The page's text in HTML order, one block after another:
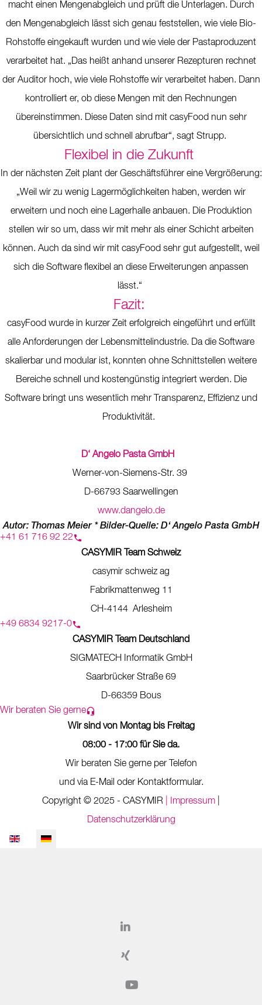
macht einen Mengenabgleich und prüft die Unterlagen. Durch
den Mengenabgleich lässt sich genau feststellen, wie viele Bio-
Rohstoffe eingekauft wurden und wie viele der Pastaproduzent
verarbeitet hat. „Das heißt anhand unserer Rezepturen rechnet
der Auditor hoch, wie viele Rohstoffe wir verarbeitet haben. Dann
kontrolliert er, ob diese Mengen mit den Rechnungen
übereinstimmen. Diese Daten sind mit casyFood nun sehr
übersichtlich und schnell abrufbar“, sagt Strupp.
Flexibel in die Zukunft
In der nächsten Zeit plant der Geschäftsführer eine Vergrößerung:
„Weil wir zu wenig Lagermöglichkeiten haben, werden wir
erweitern und noch eine Lagerhalle anbauen. Die Produktion
stellen wir so um, dass wir mit mehr als einer Schicht arbeiten
können. Auch da sind wir mit casyFood sehr gut aufgestellt, weil
sich die Software flexibel an diese Erweiterungen anpassen
lässt.“
Fazit:
casyFood wurde in kurzer Zeit erfolgreich eingeführt und erfüllt
alle Anforderungen der Lebensmittelindustrie. Da die Software
skalierbar und modular ist, konnten ohne Schnittstellen weitere
Bereiche schnell und kostengünstig integriert werden. Die
Software bringt uns wesentlich mehr Transparenz, Effizienz und
Produktivität.
D‘ Angelo Pasta GmbH
Werner-von-Siemens-Str. 39
D-66793 Saarwellingen
www.dangelo.de
Autor: Thomas Meier * Bilder-Quelle: D‘ Angelo Pasta GmbH
+41 61 716 92 22
CASYMIR Team Schweiz
casymir schweiz ag
Fabrikmattenweg 11
CH-4144 Arlesheim
+49 6834 9217-0
CASYMIR Team Deutschland
SIGMATECH Informatik GmbH
Saarbrücker Straße 69
D-66359 Bous
Wir beraten Sie gerne
Wir sind von Montag bis Freitag
08:00 - 17:00 für Sie da.
Wir beraten Sie gerne per Telefon
und via E-Mail oder Kontaktformular.
Copyright © 2025 - CASYMIR | Impressum
Datenschutzerklärung
Sprache auswählen